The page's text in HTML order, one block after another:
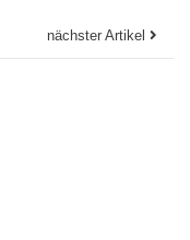
nächster Artikel